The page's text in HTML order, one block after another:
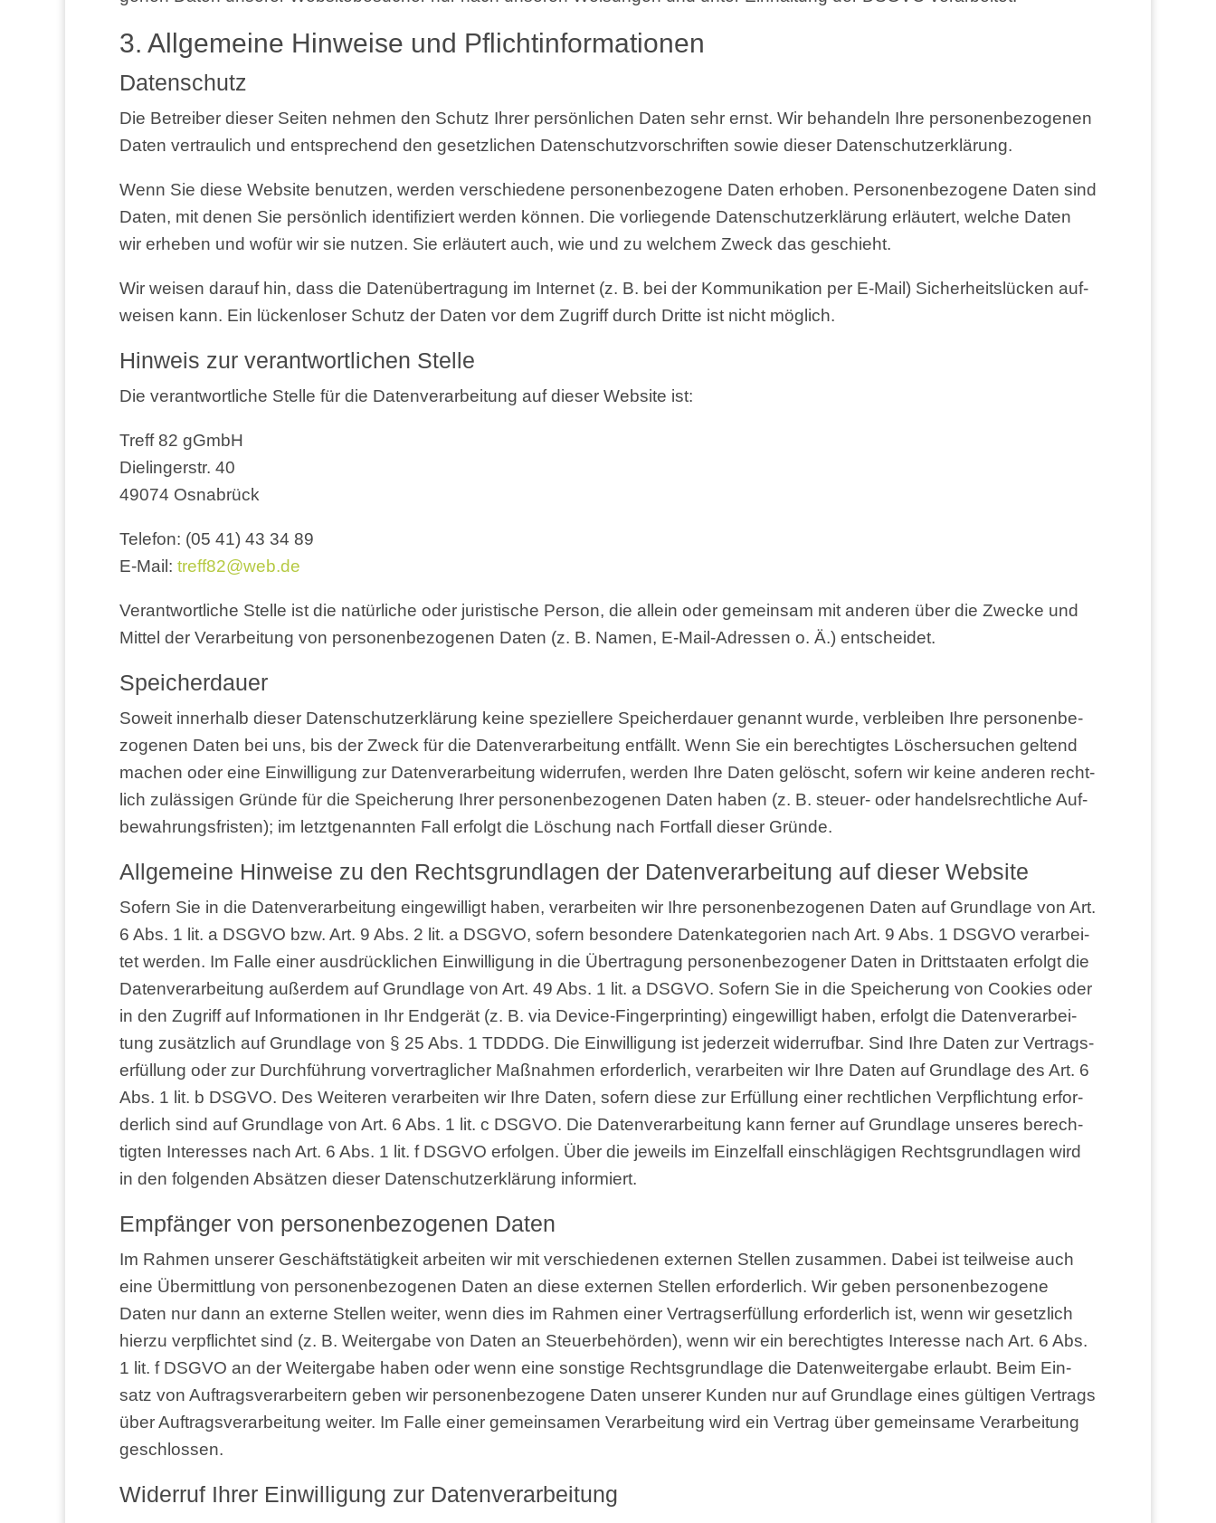
3. All­ge­mei­ne Hin­wei­se und Pflichtinformationen
Daten­schutz
Die Betrei­ber die­ser Sei­ten neh­men den Schutz Ihrer per­sön­li­chen Daten sehr ernst. Wir behan­deln Ihre per­so­nen­be­zo­ge­nen
Daten ver­trau­lich und ent­spre­chend den gesetz­li­chen Daten­schutz­vor­schrif­ten sowie die­ser Datenschutzerklärung.
Wenn Sie die­se Web­site benut­zen, wer­den ver­schie­de­ne per­so­nen­be­zo­ge­ne Daten erho­ben. Per­so­nen­be­zo­ge­ne Daten sind
Daten, mit denen Sie per­sön­lich iden­ti­fi­ziert wer­den kön­nen. Die vor­lie­gen­de Daten­schutz­er­klä­rung erläu­tert, wel­che Daten
wir erhe­ben und wofür wir sie nut­zen. Sie erläu­tert auch, wie und zu wel­chem Zweck das geschieht.
Wir wei­sen dar­auf hin, dass die Daten­über­tra­gung im Inter­net (z. B. bei der Kom­mu­ni­ka­ti­on per E-Mail) Sicher­heits­lü­cken auf­
wei­sen kann. Ein lücken­lo­ser Schutz der Daten vor dem Zugriff durch Drit­te ist nicht möglich.
Hin­weis zur ver­ant­wort­li­chen Stelle
Die ver­ant­wort­li­che Stel­le für die Daten­ver­ar­bei­tung auf die­ser Web­site ist:
Treff 82 gGmbH
Die­lin­ger­str. 40
49074 Osna­brück
Tele­fon: (05 41) 43 34 89
E-Mail: treff82@​web.​de
Ver­ant­wort­li­che Stel­le ist die natür­li­che oder juris­ti­sche Per­son, die allein oder gemein­sam mit ande­ren über die Zwe­cke und
Mit­tel der Ver­ar­bei­tung von per­so­nen­be­zo­ge­nen Daten (z. B. Namen, E-Mail-Adres­sen o. Ä.) entscheidet.
Spei­cher­dau­er
Soweit inner­halb die­ser Daten­schutz­er­klä­rung kei­ne spe­zi­el­le­re Spei­cher­dau­er genannt wur­de, ver­blei­ben Ihre per­so­nen­be­
zo­ge­nen Daten bei uns, bis der Zweck für die Daten­ver­ar­bei­tung ent­fällt. Wenn Sie ein berech­tig­tes Löscher­su­chen gel­tend
machen oder eine Ein­wil­li­gung zur Daten­ver­ar­bei­tung wider­ru­fen, wer­den Ihre Daten gelöscht, sofern wir kei­ne ande­ren recht­
lich zuläs­si­gen Grün­de für die Spei­che­rung Ihrer per­so­nen­be­zo­ge­nen Daten haben (z. B. steu­er- oder han­dels­recht­li­che Auf­
be­wah­rungs­fris­ten); im letzt­ge­nann­ten Fall erfolgt die Löschung nach Fort­fall die­ser Gründe.
All­ge­mei­ne Hin­wei­se zu den Rechts­grund­la­gen der Daten­ver­ar­bei­tung auf die­ser Website
Sofern Sie in die Daten­ver­ar­bei­tung ein­ge­wil­ligt haben, ver­ar­bei­ten wir Ihre per­so­nen­be­zo­ge­nen Daten auf Grund­la­ge von Art.
6 Abs. 1 lit. a DSGVO bzw. Art. 9 Abs. 2 lit. a DSGVO, sofern beson­de­re Daten­ka­te­go­rien nach Art. 9 Abs. 1 DSGVO ver­ar­bei­
tet wer­den. Im Fal­le einer aus­drück­li­chen Ein­wil­li­gung in die Über­tra­gung per­so­nen­be­zo­ge­ner Daten in Dritt­staa­ten erfolgt die
Daten­ver­ar­bei­tung außer­dem auf Grund­la­ge von Art. 49 Abs. 1 lit. a DSGVO. Sofern Sie in die Spei­che­rung von Coo­kies oder
in den Zugriff auf Infor­ma­tio­nen in Ihr End­ge­rät (z. B. via Device-Fin­ger­prin­ting) ein­ge­wil­ligt haben, erfolgt die Daten­ver­ar­bei­
tung zusätz­lich auf Grund­la­ge von § 25 Abs. 1 TDDDG. Die Ein­wil­li­gung ist jeder­zeit wider­ruf­bar. Sind Ihre Daten zur Ver­trags­
er­fül­lung oder zur Durch­füh­rung vor­ver­trag­li­cher Maß­nah­men erfor­der­lich, ver­ar­bei­ten wir Ihre Daten auf Grund­la­ge des Art. 6
Abs. 1 lit. b DSGVO. Des Wei­te­ren ver­ar­bei­ten wir Ihre Daten, sofern die­se zur Erfül­lung einer recht­li­chen Ver­pflich­tung erfor­
der­lich sind auf Grund­la­ge von Art. 6 Abs. 1 lit. c DSGVO. Die Daten­ver­ar­bei­tung kann fer­ner auf Grund­la­ge unse­res berech­
tig­ten Inter­es­ses nach Art. 6 Abs. 1 lit. f DSGVO erfol­gen. Über die jeweils im Ein­zel­fall ein­schlä­gi­gen Rechts­grund­la­gen wird
in den fol­gen­den Absät­zen die­ser Daten­schutz­er­klä­rung informiert.
Emp­fän­ger von per­so­nen­be­zo­ge­nen Daten
Im Rah­men unse­rer Geschäfts­tä­tig­keit arbei­ten wir mit ver­schie­de­nen exter­nen Stel­len zusam­men. Dabei ist teil­wei­se auch
eine Über­mitt­lung von per­so­nen­be­zo­ge­nen Daten an die­se exter­nen Stel­len erfor­der­lich. Wir geben per­so­nen­be­zo­ge­ne
Daten nur dann an exter­ne Stel­len wei­ter, wenn dies im Rah­men einer Ver­trags­er­fül­lung erfor­der­lich ist, wenn wir gesetz­lich
hier­zu ver­pflich­tet sind (z. B. Wei­ter­ga­be von Daten an Steu­er­be­hör­den), wenn wir ein berech­tig­tes Inter­es­se nach Art. 6 Abs.
1 lit. f DSGVO an der Wei­ter­ga­be haben oder wenn eine sons­ti­ge Rechts­grund­la­ge die Daten­wei­ter­ga­be erlaubt. Beim Ein­
satz von Auf­trags­ver­ar­bei­tern geben wir per­so­nen­be­zo­ge­ne Daten unse­rer Kun­den nur auf Grund­la­ge eines gül­ti­gen Ver­trags
über Auf­trags­ver­ar­bei­tung wei­ter. Im Fal­le einer gemein­sa­men Ver­ar­bei­tung wird ein Ver­trag über gemein­sa­me Ver­ar­bei­tung
geschlossen.
Wider­ruf Ihrer Ein­wil­li­gung zur Datenverarbeitung